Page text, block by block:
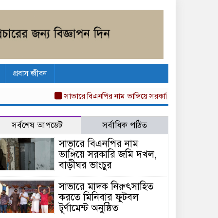
প্রবাস জীবন
সাভারে বিএনপির নাম ভাঙ্গিয়ে সরকারি জমি দখল,
সর্বশেষ আপডেট সর্বাধিক পঠিত
সাভারে বিএনপির নাম
ভাঙ্গিয়ে সরকারি জমি দখল,
বাড়ীঘর ভাংচুর
সাভারে মাদক নিরুৎসাহিত
করতে মিনিবার ফুটবল
টূর্ণামেন্ট অনুষ্ঠিত